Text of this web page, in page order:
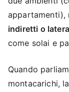
appartamenti),
indiretti o
come solai e
Quando
montacarichi,